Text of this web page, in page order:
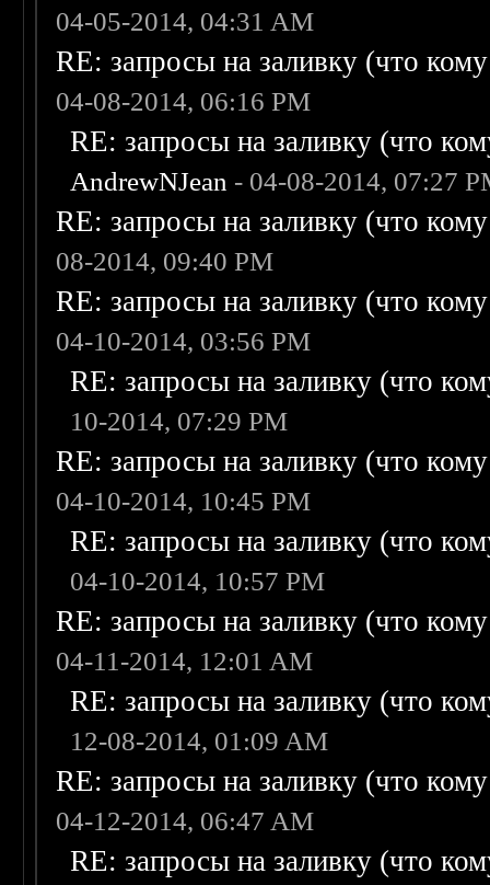
04-05-2014, 04:31 AM
RE: запросы на заливку (что
04-08-2014, 06:16 PM
RE: запросы на заливку (что
AndrewNJean - 04-08-2014, 07:27
RE: запросы на заливку (что
08-2014, 09:40 PM
RE: запросы на заливку (что
04-10-2014, 03:56 PM
RE: запросы на заливку (что
10-2014, 07:29 PM
RE: запросы на заливку (что
04-10-2014, 10:45 PM
RE: запросы на заливку (что
04-10-2014, 10:57 PM
RE: запросы на заливку (что
04-11-2014, 12:01 AM
RE: запросы на заливку (что
12-08-2014, 01:09 AM
RE: запросы на заливку (что
04-12-2014, 06:47 AM
RE: запросы на заливку (что